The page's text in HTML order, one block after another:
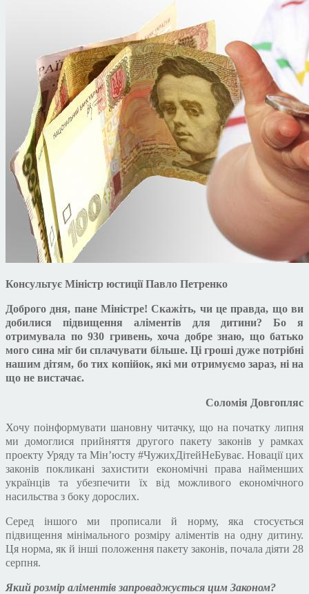
Консультує Міністр юстиції Павло Петренко
Доброго дня, пане Міністре! Скажіть, чи це правда, що ви
добилися підвищення аліментів для дитини? Бо я
отримувала по 930 гривень, хоча добре знаю, що батько
мого сина міг би сплачувати більше. Ці гроші дуже потрібні
нашим дітям, бо тих копійок, які ми отримуємо зараз, ні на
що не вистачає.
Соломія Довгопляс
Хочу поінформувати шановну читачку, що на початку липня
ми домоглися прийняття другого пакету законів у рамках
проекту Уряду та Мін’юсту #ЧужихДітейНеБуває. Новації цих
законів покликані захистити економічні права найменших
українців та убезпечити їх від можливого економічного
насильства з боку дорослих.
Серед іншого ми прописали й норму, яка стосується
підвищення мінімального розміру аліментів на одну дитину.
Ця норма, як й інші положення пакету законів, почала діяти 28
серпня.
Який розмір аліментів запроваджується цим Законом?